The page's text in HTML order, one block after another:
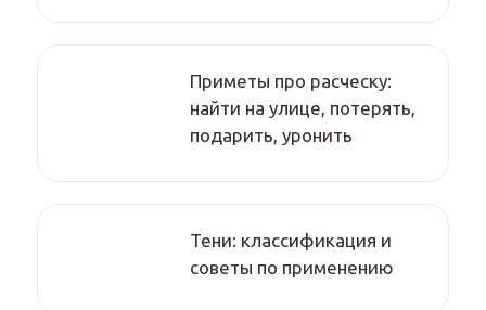
Приметы про расческу:
найти на улице, потерять,
подарить, уронить
Тени: классификация и
советы по применению